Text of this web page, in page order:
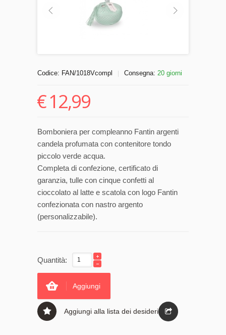
Codice: FAN/1018Vcompl Consegna: 20 giorni
€12,99
Bomboniera per compleanno Fantin argenti
candela profumata con contenitore tondo
piccolo verde acqua.
Completa di confezione, certificato di
garanzia, tulle con cinque confetti al
cioccolato al latte e scatola con logo Fantin
confezionata con nastro argento
(personalizzabile).
Quantità:
Aggiungi
Aggiungi alla lista dei desideri